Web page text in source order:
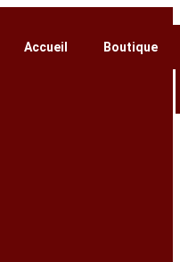
Accueil Boutique